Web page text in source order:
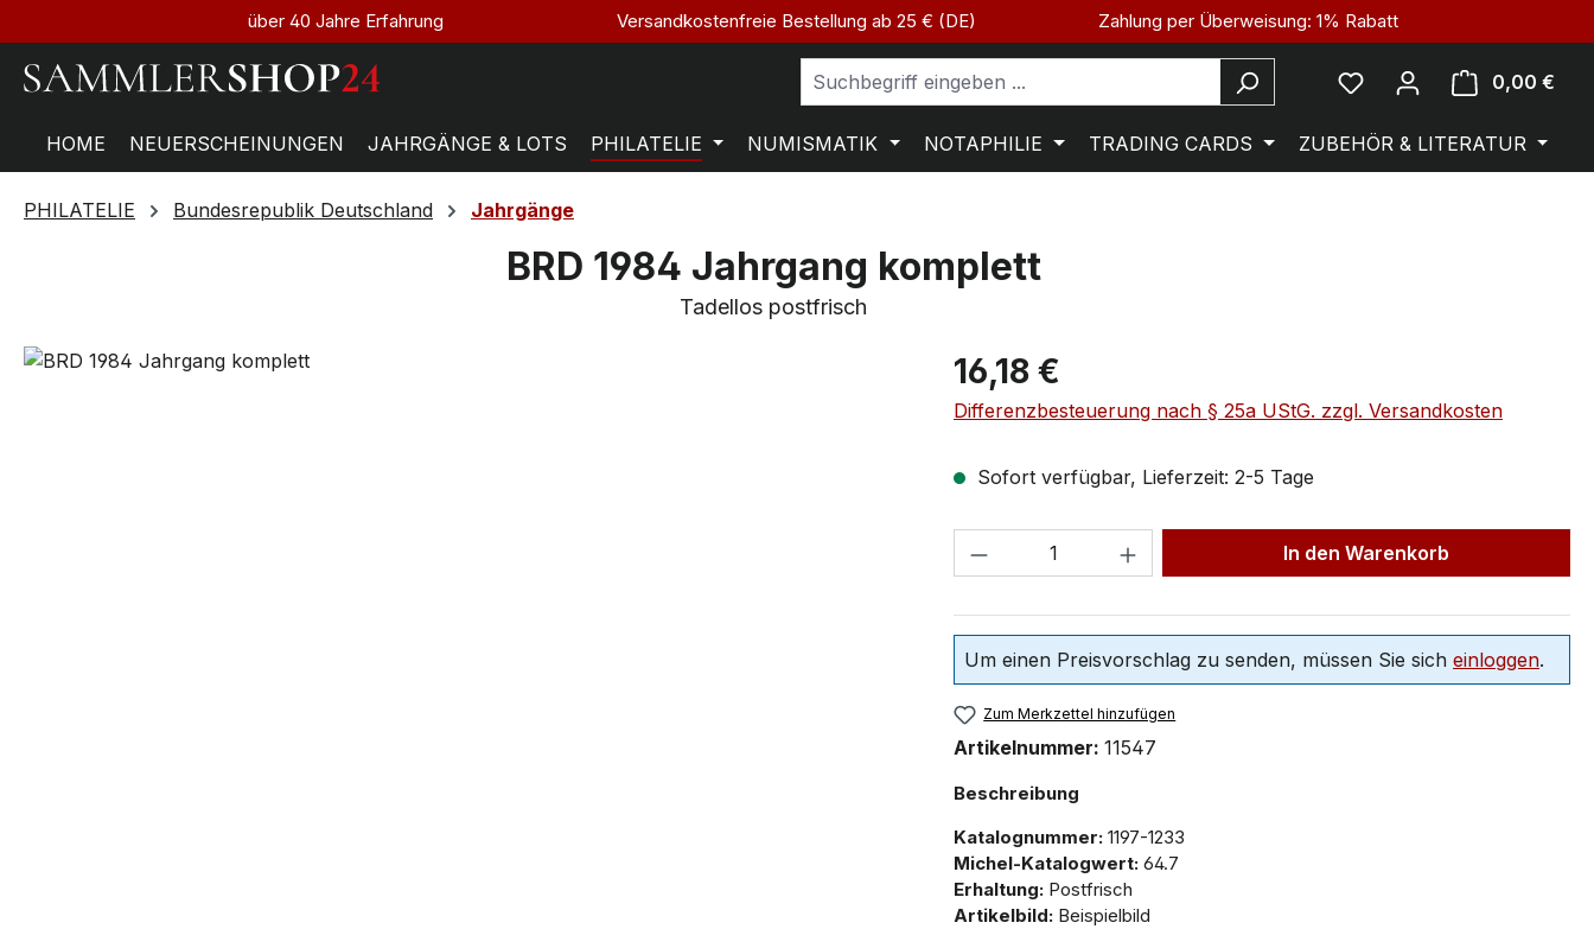
über 40 Jahre Erfahrung Versandkostenfreie Bestellung ab 25 € (DE) Zahlung per Überweisung: 1% Rabatt
0,00 €
HOME NEUERSCHEINUNGEN JAHRGÄNGE & LOTS PHILATELIE NUMISMATIK NOTAPHILIE TRADING CARDS ZUBEHÖR & LITERATUR
PHILATELIE Bundesrepublik Deutschland Jahrgänge
BRD 1984 Jahrgang komplett
Tadellos postfrisch
16,18 €
Differenzbesteuerung nach § 25a UStG. zzgl. Versandkosten
Sofort verfügbar, Lieferzeit: 2-5 Tage
In den Warenkorb
Um einen Preisvorschlag zu senden, müssen Sie sich einloggen.
Zum Merkzettel hinzufügen
Artikelnummer: 11547
Beschreibung
Katalognummer: 1197-1233
Michel-Katalogwert: 64.7
Erhaltung: Postfrisch
Artikelbild: Beispielbild